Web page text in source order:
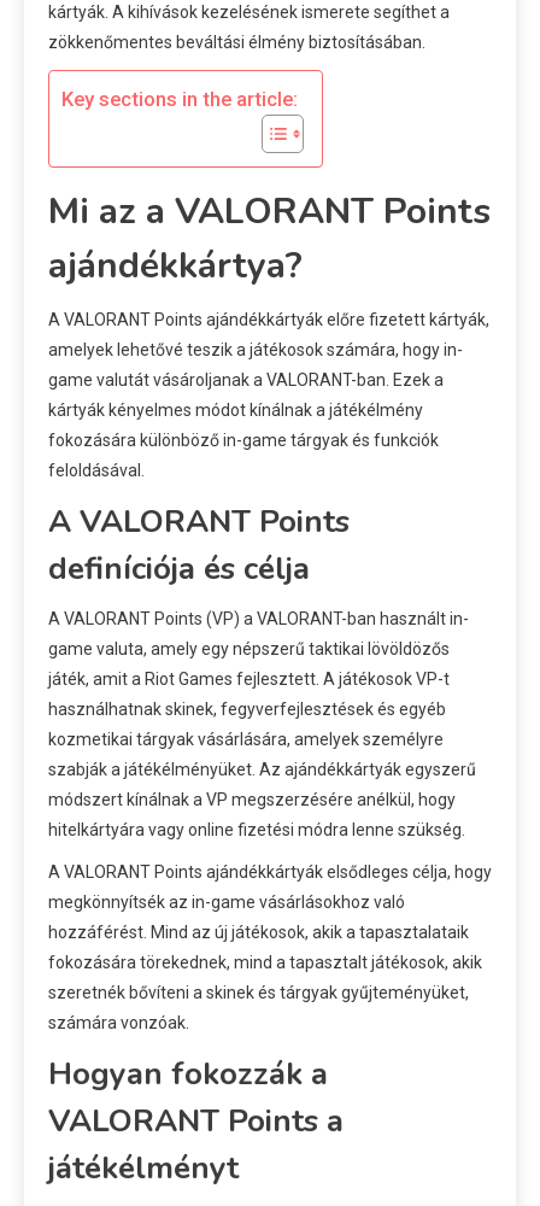
kártyák. A kihívások kezelésének ismerete segíthet a
zökkenőmentes beváltási élmény biztosításában.
Key sections in the article:
Mi az a VALORANT Points
ajándékkártya?
A VALORANT Points ajándékkártyák előre fizetett kártyák,
amelyek lehetővé teszik a játékosok számára, hogy in-
game valutát vásároljanak a VALORANT-ban. Ezek a
kártyák kényelmes módot kínálnak a játékélmény
fokozására különböző in-game tárgyak és funkciók
feloldásával.
A VALORANT Points
definíciója és célja
A VALORANT Points (VP) a VALORANT-ban használt in-
game valuta, amely egy népszerű taktikai lövöldözős
játék, amit a Riot Games fejlesztett. A játékosok VP-t
használhatnak skinek, fegyverfejlesztések és egyéb
kozmetikai tárgyak vásárlására, amelyek személyre
szabják a játékélményüket. Az ajándékkártyák egyszerű
módszert kínálnak a VP megszerzésére anélkül, hogy
hitelkártyára vagy online fizetési módra lenne szükség.
A VALORANT Points ajándékkártyák elsődleges célja, hogy
megkönnyítsék az in-game vásárlásokhoz való
hozzáférést. Mind az új játékosok, akik a tapasztalataik
fokozására törekednek, mind a tapasztalt játékosok, akik
szeretnék bővíteni a skinek és tárgyak gyűjteményüket,
számára vonzóak.
Hogyan fokozzák a
VALORANT Points a
játékélményt